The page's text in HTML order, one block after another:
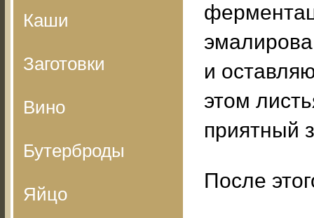
Каши
Заготовки
Вино
Бутерброды
Яйцо
и
этом
приятный
После